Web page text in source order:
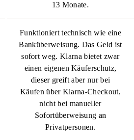
13 Monate.
Funktioniert technisch wie eine
Banküberweisung. Das Geld ist
sofort weg. Klarna bietet zwar
einen eigenen Käuferschutz,
dieser greift aber nur bei
Käufen über Klarna-Checkout,
nicht bei manueller
Sofortüberweisung an
Privatpersonen.